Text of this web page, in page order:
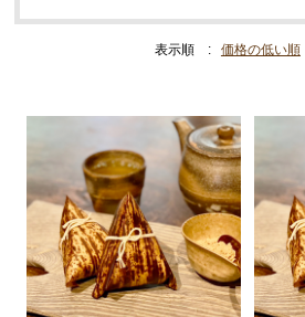
黒大豆 | 大納言小豆
米・餅
スイーツ・お菓子
表示順 : 価格の低い順